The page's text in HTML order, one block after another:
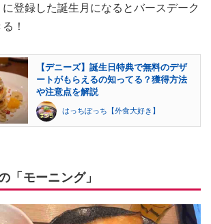
登録した誕生月になるとバースデーク
！
【デニーズ】誕生日特典で無料のデザ
ートがもらえるの知ってる？獲得方法
や注意点を解説
はっちぽっち【外食大好き】
「モーニング」